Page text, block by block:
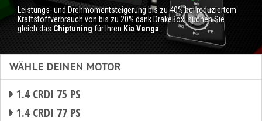
Leistungs- und Drehmomentsteigerung bis zu 40% bei reduziertem
Kraftstoffverbrauch von bis zu 20% dank DrakeBox; suchen Sie
gleich das Chiptuning für Ihren Kia Venga
WÄHLE DEINEN MOTOR
1.4 CRDI 75 PS
1.4 CRDI 77 PS